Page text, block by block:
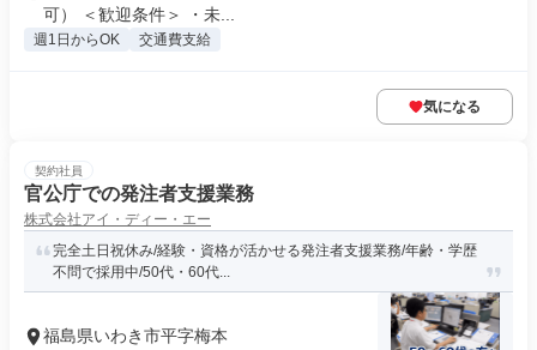
可） ＜歓迎条件＞ ・未...
週1日からOK 交通費支給
気になる
契約社員
官公庁での発注者支援業務
株式会社アイ・ディー・エー
完全土日祝休み/経験・資格が活かせる発注者支援業務/年齢・学歴
不問で採用中/50代・60代...
福島県いわき市平字梅本